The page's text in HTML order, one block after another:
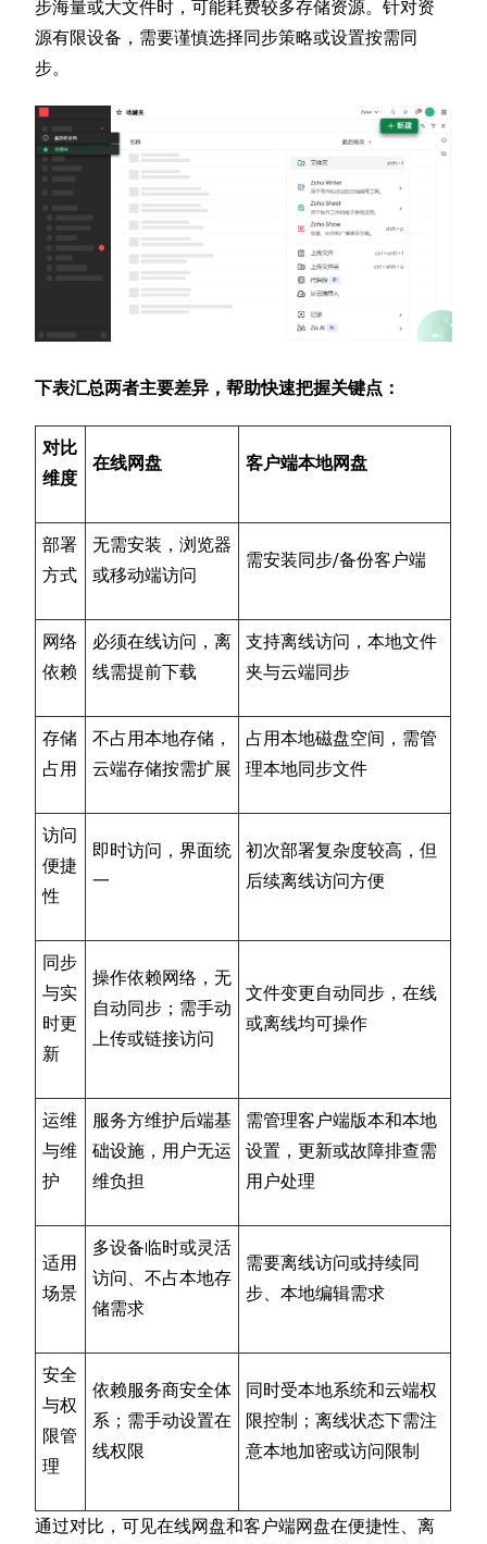
步海量或大文件时，可能耗费较多存储资源。针对资
源有限设备，需要谨慎选择同步策略或设置按需同
步。
下表汇总两者主要差异，帮助快速把握关键点：
对比
维度
在线网盘 客户端本地网盘
部署
方式
无需安装，浏览器
或移动端访问
需安装同步/备份客户端
网络
依赖
必须在线访问，离
线需提前下载
支持离线访问，本地文件
夹与云端同步
存储
占用
不占用本地存储，
云端存储按需扩展
占用本地磁盘空间，需管
理本地同步文件
访问
便捷
性
即时访问，界面统
一
初次部署复杂度较高，但
后续离线访问方便
同步
与实
时更
新
操作依赖网络，无
自动同步；需手动
上传或链接访问
文件变更自动同步，在线
或离线均可操作
运维
与维
护
服务方维护后端基
础设施，用户无运
维负担
需管理客户端版本和本地
设置，更新或故障排查需
用户处理
适用
场景
多设备临时或灵活
访问、不占本地存
储需求
需要离线访问或持续同
步、本地编辑需求
安全
与权
限管
理
依赖服务商安全体
系；需手动设置在
线权限
同时受本地系统和云端权
限控制；离线状态下需注
意本地加密或访问限制
通过对比，可见在线网盘和客户端网盘在便捷性、离